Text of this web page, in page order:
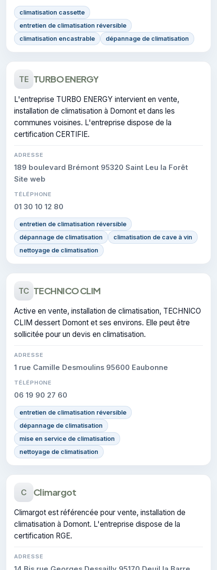
climatisation cassette
entretien de climatisation réversible
climatisation encastrable
dépannage de climatisation
TE TURBO ENERGY
L'entreprise TURBO ENERGY intervient en vente,
installation de climatisation à Domont et dans les
communes voisines. L'entreprise dispose de la
certification CERTIFIE.
ADRESSE
189 boulevard Brémont 95320 Saint Leu la Forêt
Site web
TÉLÉPHONE
01 30 10 12 80
entretien de climatisation réversible
dépannage de climatisation
climatisation de cave à vin
nettoyage de climatisation
TC TECHNICO CLIM
Active en vente, installation de climatisation, TECHNICO
CLIM dessert Domont et ses environs. Elle peut être
sollicitée pour un devis en climatisation.
ADRESSE
1 rue Camille Desmoulins 95600 Eaubonne
TÉLÉPHONE
06 19 90 27 60
entretien de climatisation réversible
dépannage de climatisation
mise en service de climatisation
nettoyage de climatisation
C Climargot
Climargot est référencée pour vente, installation de
climatisation à Domont. L'entreprise dispose de la
certification RGE.
ADRESSE